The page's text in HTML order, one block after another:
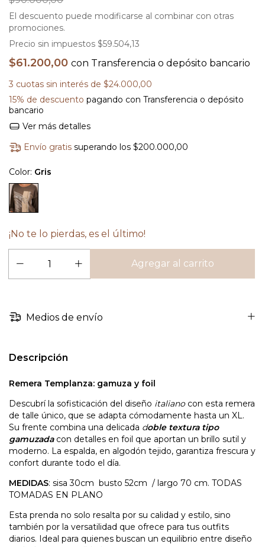
El descuento puede modificarse al combinar con otras
promociones.
Precio sin impuestos $59.504,13
$61.200,00 con Transferencia o depósito bancario
3 cuotas sin interés de $24.000,00
15% de descuento pagando con Transferencia o depósito
bancario
Ver más detalles
Envío gratis superando los$200.000,00
Color: Gris
¡No te lo pierdas, es el último!
Medios de envío
Descripción
Remera Templanza: gamuza y foil
Descubrí la sofisticación del diseño italianocon esta remera
de talle único, que se adapta cómodamente hasta un XL.
Su frente combina una delicada doble textura tipo
gamuzada con detalles en foil que aportan un brillo sutil y
moderno. La espalda, en algodón tejido, garantiza frescura y
confort durante todo el día.
MEDIDAS: sisa 30cm busto 52cm / largo 70 cm. TODAS
TOMADAS EN PLANO
Esta prenda no solo resalta por su calidad y estilo, sino
también por la versatilidad que ofrece para tus outfits
diarios. Ideal para quienes buscan un equilibrio entre diseño